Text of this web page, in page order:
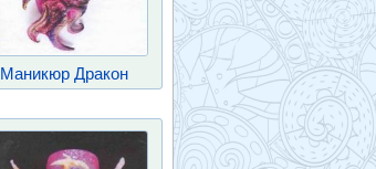
Маникюр Дракон